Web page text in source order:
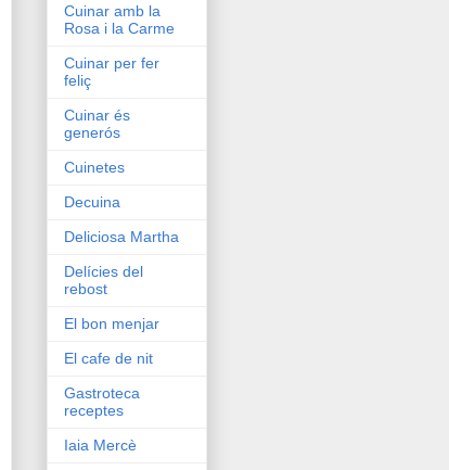
Cuinar amb la
Rosa i la Carme
Cuinar per fer
feliç
Cuinar és
generós
Cuinetes
Decuina
Deliciosa Martha
Delícies del
rebost
El bon menjar
El cafe de nit
Gastroteca
receptes
Iaia Mercè